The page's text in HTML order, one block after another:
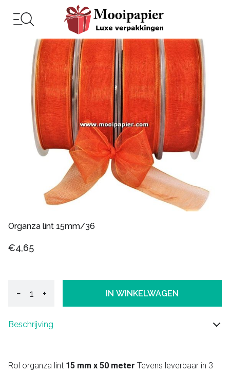
Organza lint 15mm/36
€4,65
− + IN WINKELWAGEN
Beschrijving
Rol organza lint 15 mm x 50 meter Tevens leverbaar in 3